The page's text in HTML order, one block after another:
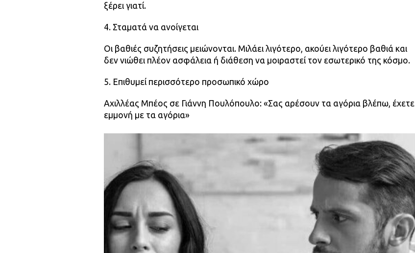
ξέρει γιατί.
4. Σταματά να ανοίγεται
Οι βαθιές συζητήσεις μειώνονται. Μιλάει λιγότερο, ακούει λιγότερο βαθιά και
δεν νιώθει πλέον ασφάλεια ή διάθεση να μοιραστεί τον εσωτερικό της κόσμο.
5. Επιθυμεί περισσότερο προσωπικό χώρο
Αχιλλέας Μπέος σε Γιάννη Πουλόπουλο: «Σας αρέσουν τα αγόρια βλέπω, έχετε
εμμονή με τα αγόρια»